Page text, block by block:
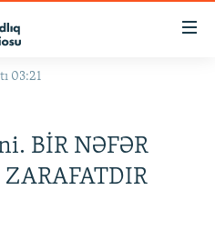
03:21
BİR NƏFƏR